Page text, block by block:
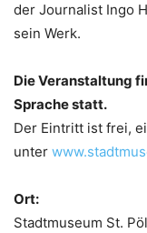
der Journalist Ingo
sein Werk.
Die Veranstaltung
Sprache statt.
Der Eintritt ist frei,
unter
Ort:
Stadtmuseum St.